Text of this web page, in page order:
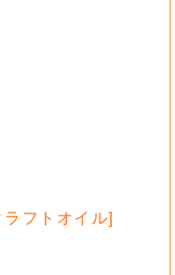
フトオイル]